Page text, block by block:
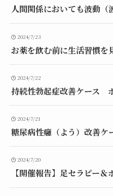
人間関係においても波動
2024/7/23
お薬を飲む前に生活習慣を
2024/7/22
持続性勃起症改善ケース
2024/7/21
糖尿病性癰（よう）改善
2024/7/20
【開催報告】足セラピー